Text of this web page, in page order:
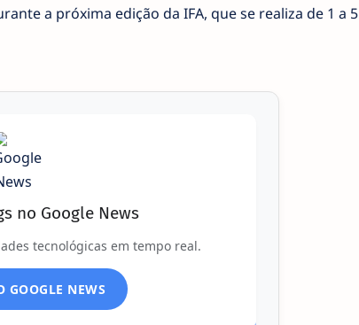
a próxima edição da IFA, que se realiza de 1 a 5
no Google News
tecnológicas em tempo real.
GOOGLE NEWS